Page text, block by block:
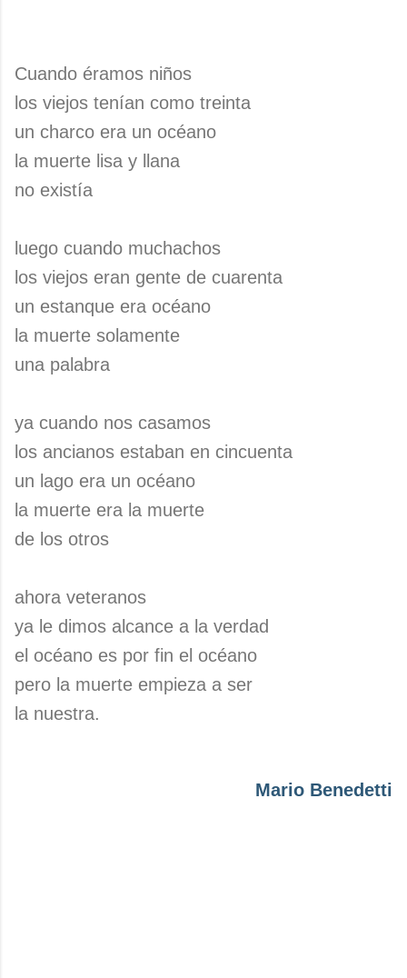
Cuando éramos niños
los viejos tenían como treinta
un charco era un océano
la muerte lisa y llana
no existía
luego cuando muchachos
los viejos eran gente de cuarenta
un estanque era océano
la muerte solamente
una palabra
ya cuando nos casamos
los ancianos estaban en cincuenta
un lago era un océano
la muerte era la muerte
de los otros
ahora veteranos
ya le dimos alcance a la verdad
el océano es por fin el océano
pero la muerte empieza a ser
la nuestra.
Mario Benedetti